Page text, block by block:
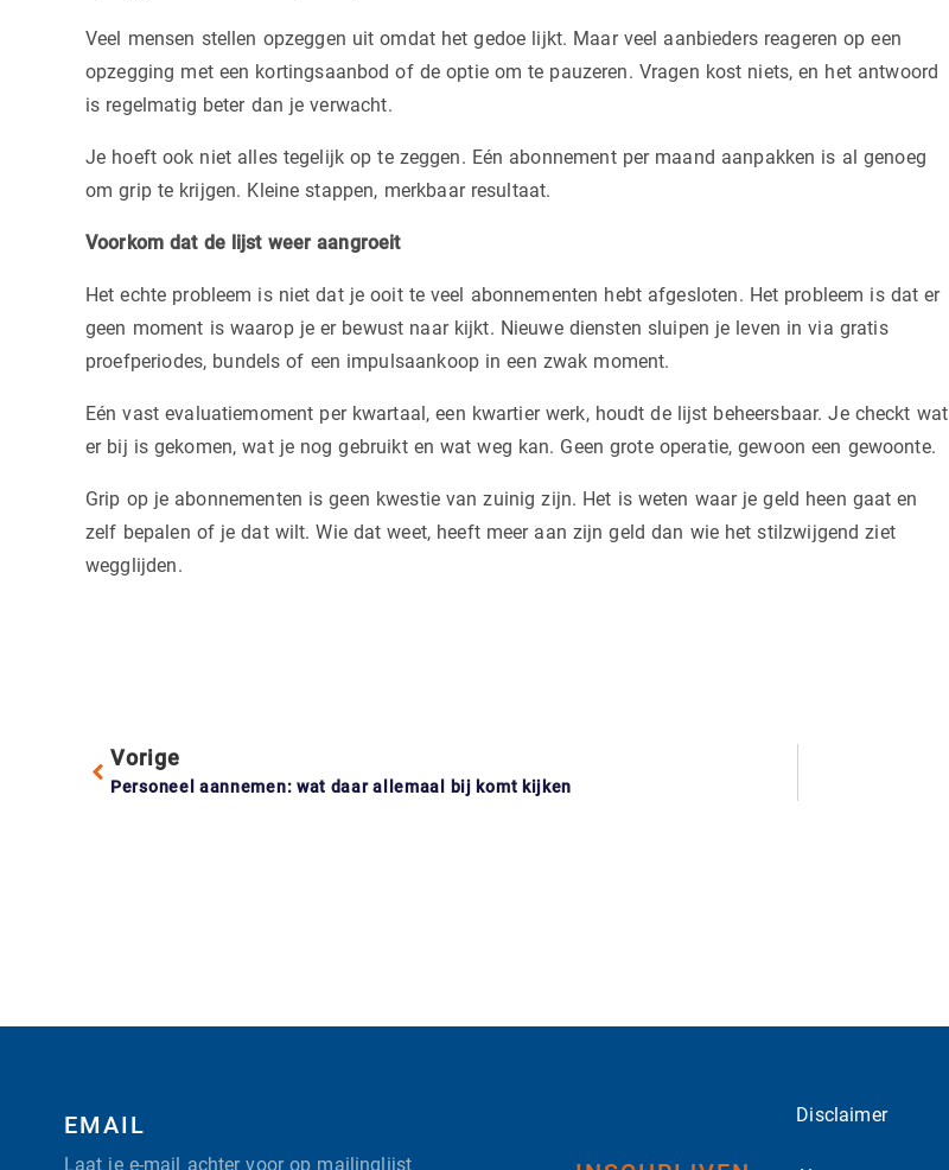
Veel mensen stellen opzeggen uit omdat het gedoe lijkt. Maar veel aanbieders reageren op een
opzegging met een kortingsaanbod of de optie om te pauzeren. Vragen kost niets, en het antwoord
is regelmatig beter dan je verwacht.
Je hoeft ook niet alles tegelijk op te zeggen. Eén abonnement per maand aanpakken is al genoeg
om grip te krijgen. Kleine stappen, merkbaar resultaat.
Voorkom dat de lijst weer aangroeit
Het echte probleem is niet dat je ooit te veel abonnementen hebt afgesloten. Het probleem is dat er
geen moment is waarop je er bewust naar kijkt. Nieuwe diensten sluipen je leven in via gratis
proefperiodes, bundels of een impulsaankoop in een zwak moment.
Eén vast evaluatiemoment per kwartaal, een kwartier werk, houdt de lijst beheersbaar. Je checkt wat
er bij is gekomen, wat je nog gebruikt en wat weg kan. Geen grote operatie, gewoon een gewoonte.
Grip op je abonnementen is geen kwestie van zuinig zijn. Het is weten waar je geld heen gaat en
zelf bepalen of je dat wilt. Wie dat weet, heeft meer aan zijn geld dan wie het stilzwijgend ziet
wegglijden.
Vorige
Personeel aannemen: wat daar allemaal bij komt kijken
EMAIL
Disclaimer